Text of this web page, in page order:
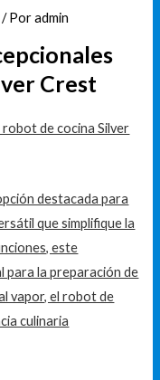
/ Poradmin
Crest
de cocina Silver
destacada para
que simplifique la
este
para la preparación de
vapor, el robot de
culinaria